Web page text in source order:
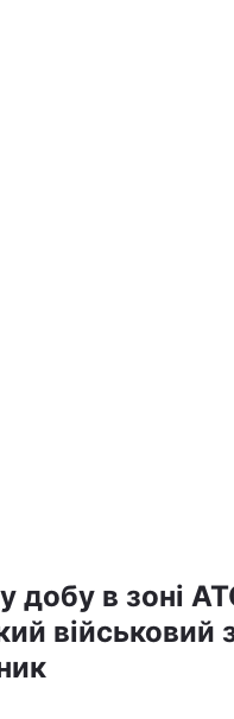
добу в зоні
військовий